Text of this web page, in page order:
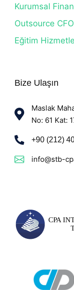
Kurumsal
Outsource
Eğitim
Bize Ulaşın
Maslak
No: 61 Kat:
+90 (212)
info@stb-